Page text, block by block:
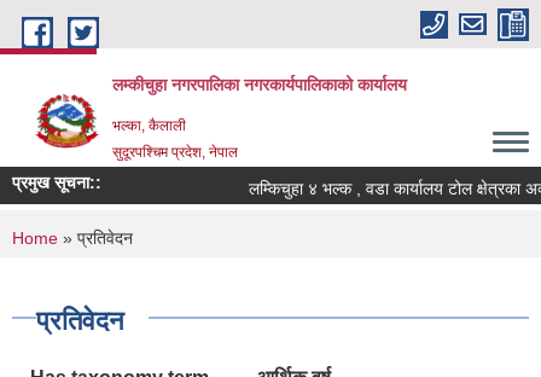
Skip to main content
लम्कीचुहा नगरपालिका नगरकार्यपालिकाको कार्यालय
भल्का, कैलाली
सुदूरपश्चिम प्रदेश, नेपाल
प्रमुख सूचना::
You are here
Home » प्रतिवेदन
प्रतिवेदन